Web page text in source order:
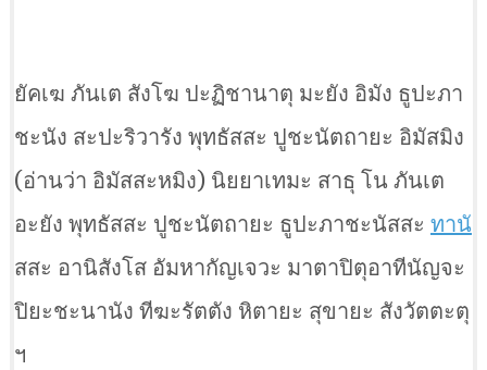
ยัคเฆ ภันเต สังโฆ ปะฏิชานาตุ มะยัง อิมัง ธูปะภา
ชะนัง สะปะริวารัง พุทธัสสะ ปูชะนัตถายะ อิมัสมิง
(อ่านว่า อิมัสสะหมิง) นิยยาเทมะ สาธุ โน ภันเต
อะยัง พุทธัสสะ ปูชะนัตถายะ ธูปะภาชะนัสสะ ทาน
สสะ อานิสังโส อัมหากัญเจวะ มาตาปิตุอาทีนัญจะ
ปิยะชะนานัง ทีฆะรัตตัง หิตายะ สุขายะ สังวัตตะตุ
ฯ